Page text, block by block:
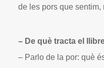
de les pors que sentim,
– De què tracta el
– Parlo de la por: què